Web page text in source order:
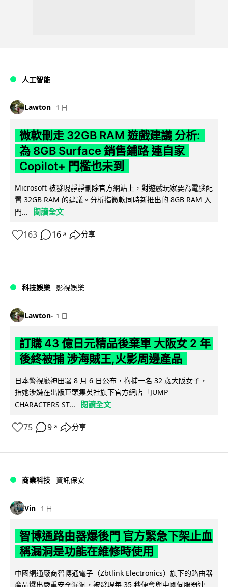
人工智能
Lawton 1 日
微軟刪走 32GB RAM 遊戲建議 分析:
為 8GB Surface 銷售鋪路 連自家
Copilot+ 門檻也未到
Microsoft 被發現靜靜刪除官方網站上，對遊戲玩家要為電腦配
置 32GB RAM 的建議。分析指微軟同時新推出的 8GB RAM 入
門...
閱讀全文
163 16 ↗ 分享
科技娛樂 影視娛樂
Lawton 1 日
訂購 43 億日元精品後棄單 大阪女 2 年
後終被捕 涉海賊王,火影周邊產品
日本警視廳神田署 8 月 6 日公布，拘捕一名 32 歲大阪女子，
指她涉嫌在出版巨頭集英社旗下官方網店「JUMP
CHARACTERS ST...
閱讀全文
75 9 ↗ 分享
商業科技 資訊保安
Vin 1 日
智博通路由器爆後門 官方緊急下架止血
稱漏洞是功能在維修時使用
中國網通廠商智博通電子（Zbtlink Electronics）旗下的路由器
產品爆出嚴重安全漏洞，被發現每 35 秒便會與中國伺服器連